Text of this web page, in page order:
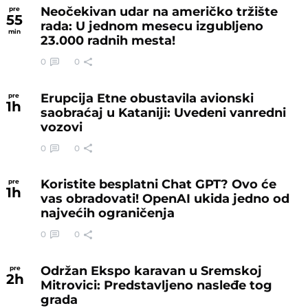
pre
55
min
Neočekivan udar na američko tržište
rada: U jednom mesecu izgubljeno
23.000 radnih mesta!
0 0
pre
1h
Erupcija Etne obustavila avionski
saobraćaj u Kataniji: Uvedeni vanredni
vozovi
0 0
pre
1h
Koristite besplatni Chat GPT? Ovo će
vas obradovati! OpenAI ukida jedno od
najvećih ograničenja
0 0
pre
2h
Održan Ekspo karavan u Sremskoj
Mitrovici: Predstavljeno nasleđe tog
grada